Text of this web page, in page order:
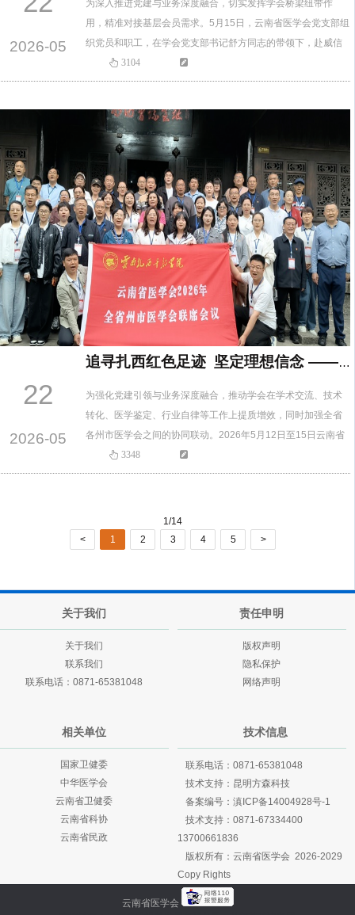
2026-05
为深入推进党建与业务深度融合，切实发挥学会桥梁纽带作
用，精准对接基层会员需求。5月15日，云南省医学会党支部组
织党员和职工，在学会党支部书记舒方同志的带领下，赴威信
县人民医院开展“下基层、服务会员”专项调研活动，把优质服务
送到基层一线，把关怀温暖传递给会员。活动现场，调研小组
层会员在专业发展、技能提升、学术交流等方面的需求，调研
小组认真倾听意见…
3104
22
2026-05
追寻扎西红色足迹 坚定理想信念 ——云南省医学会在扎西召开2026年全省州市医学会联席会议
为强化党建引领与业务深度融合，推动学会在学术交流、技术
转化、医学鉴定、行业自律等工作上提质增效，同时加强全省
各州市医学会之间的协同联动。2026年5月12日至15日云南省
医学会在昭通市威信县云南扎西干部学院组织召开2026年全省
州市医学会联席会议。会议由云南省医学会主办，昭通市医学
全省14个…
3348
1/14
<
1 2 3 4 5 >
关于我们
关于我们
联系我们
联系电话：0871-65381048
责任申明
版权声明
隐私保护
网络声明
相关单位
国家卫健委
中华医学会
云南省卫健委
云南省科协
云南省民政
技术信息
联系电话：0871-65381048
技术支持： 昆明方森科技
备案编号： 滇ICP备14004928号-1
技术支持： 0871-67334400
13700661836
版权所有：云南省医学会 2026-2029
Copy Rights
云南省医学会